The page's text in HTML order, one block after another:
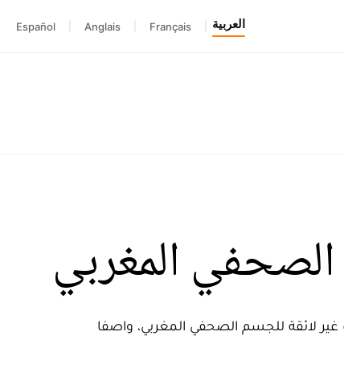
العربية Français
Anglais
Español
المغربي
غير لائقة للجسم الصحفي المغربي، واصفا